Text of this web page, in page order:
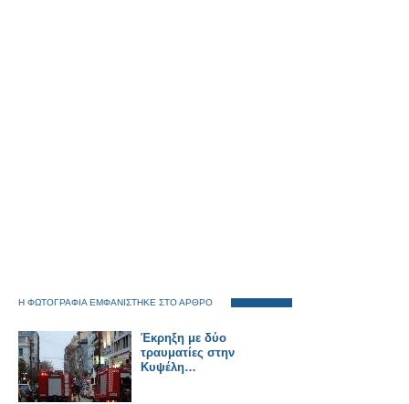
Η ΦΩΤΟΓΡΑΦΙΑ ΕΜΦΑΝΙΣΤΗΚΕ ΣΤΟ ΑΡΘΡΟ
Έκρηξη με δύο
τραυματίες στην
Κυψέλη…